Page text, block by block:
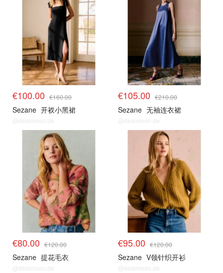
€100.00 €160.00
Sezane 开衩小黑裙
@dealmoon.de
€105.00 €210.00
Sezane 无袖连衣裙
@dealmoon.de
€80.00 €120.00
Sezane 提花毛衣
@dealmoon.de
€95.00 €120.00
Sezane V领针织开衫
@dealmoon.de